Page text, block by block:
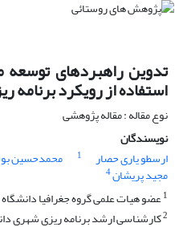
تدوین راهبردهای توسعه
استفاده از رویکرد برنامه
نوع مقاله : مقاله پژوهشی
نویسندگان
ارسطو یاری حصار
1 محمدحسین
مجید پریشان4
1عضو هیات علمی گروه جغرافیا
2کارشناسی ارشد برنامه ریزی شهری